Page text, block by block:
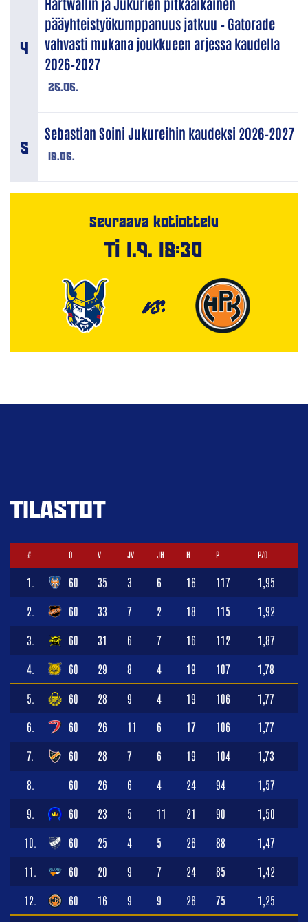
26.06.
Hartwallin ja Jukurien pitkäaikainen
pääyhteistyökumppanuus jatkuu – Gatorade
vahvasti mukana joukkueen arjessa kaudella
2026–2027
18.06.
Sebastian Soini Jukureihin kaudeksi 2026–2027
Seuraava kotiottelu
Ti 1.9. 18:30
VS.
TILASTOT
# O V JV JH H P P/O
1. 60 35 3 6 16 117 1,95
2. 60 33 7 2 18 115 1,92
3. 60 31 6 7 16 112 1,87
4. 60 29 8 4 19 107 1,78
5. 60 28 9 4 19 106 1,77
6. 60 26 11 6 17 106 1,77
7. 60 28 7 6 19 104 1,73
8. 60 26 6 4 24 94 1,57
9. 60 23 5 11 21 90 1,50
10. 60 25 4 5 26 88 1,47
11. 60 20 9 7 24 85 1,42
12. 60 16 9 9 26 75 1,25